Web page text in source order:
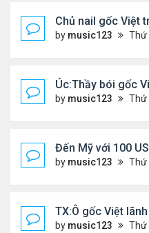
Chủ nail gốc Việt
by music123 Thứ 3 Tháng 11 18,
Úc:Thầy bói gốc
by music123 Thứ 3 Tháng 11 18,
Đến Mỹ với 100
by music123 Thứ 5 Tháng 11 13,
TX:Ô gốc Việt
by music123 Thứ 5 Tháng 11 13,